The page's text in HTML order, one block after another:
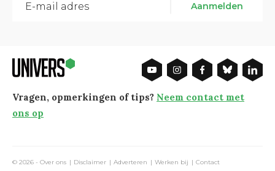
Aanmelden
Vragen, opmerkingen of tips? Neem contact met
ons op
© 2026 - Over ons Disclaimer Adverteren Werken bij Contact